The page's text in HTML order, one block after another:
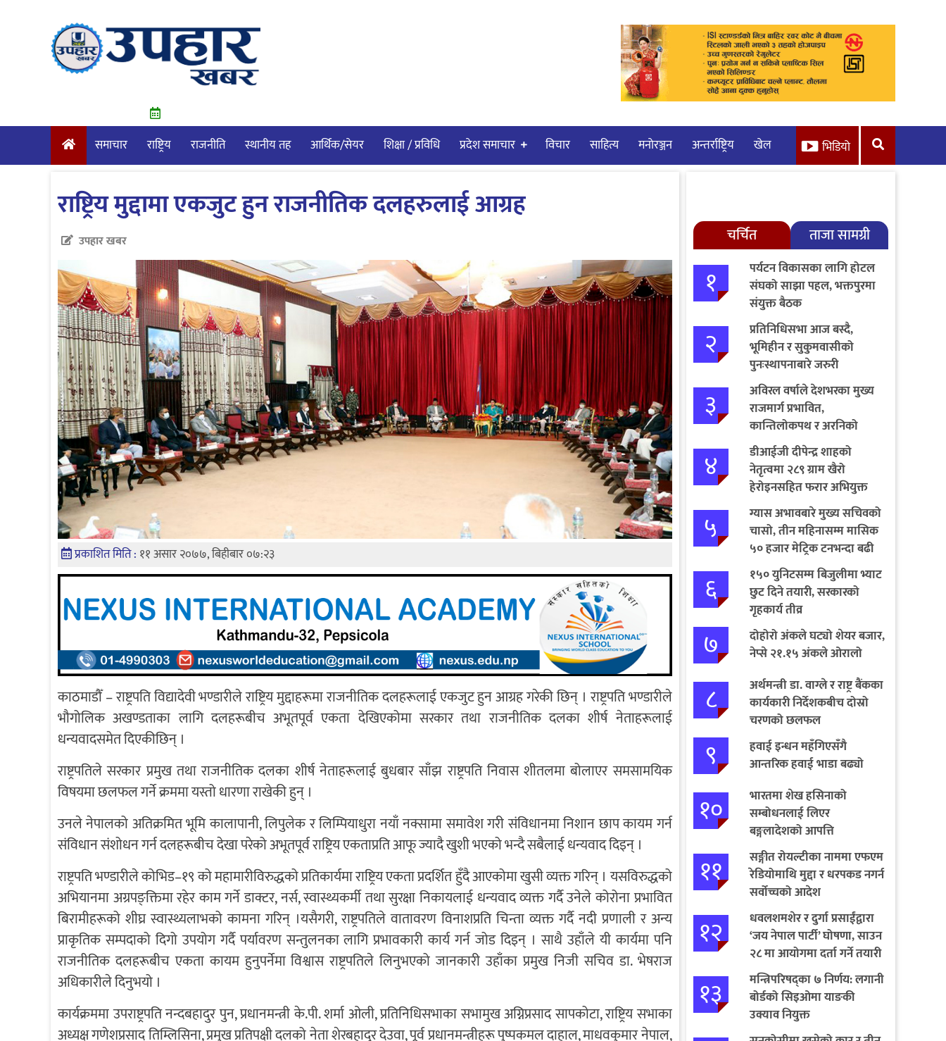
समाचार राष्ट्रिय राजनीति स्थानीय तह आर्थिक/सेयर शिक्षा / प्रविधि प्रदेश समाचार विचार साहित्य मनाेरञ्जन अन्तर्राष्ट्रिय खेल भिडियो
राष्ट्रिय मुद्दामा एकजुट हुन राजनीतिक दलहरुलाई आग्रह
उपहार खबर
प्रकाशित मिति : ११ असार २०७७, बिहीबार ०७:२३
काठमाडौँ – राष्ट्रपति विद्यादेवी भण्डारीले राष्ट्रिय मुद्दाहरूमा राजनीतिक दलहरूलाई एकजुट हुन आग्रह गरेकी छिन् । राष्ट्रपति भण्डारीले
भौगोलिक अखण्डताका लागि दलहरूबीच अभूतपूर्व एकता देखिएकोमा सरकार तथा राजनीतिक दलका शीर्ष नेताहरूलाई
धन्यवादसमेत दिएकीछिन् ।
राष्ट्रपतिले सरकार प्रमुख तथा राजनीतिक दलका शीर्ष नेताहरूलाई बुधबार साँझ राष्ट्रपति निवास शीतलमा बोलाएर समसामयिक
विषयमा छलफल गर्ने क्रममा यस्तो धारणा राखेकी हुन् ।
उनले नेपालको अतिक्रमित भूमि कालापानी, लिपुलेक र लिम्पियाधुरा नयाँ नक्सामा समावेश गरी संविधानमा निशान छाप कायम गर्न
संविधान संशोधन गर्न दलहरूबीच देखा परेको अभूतपूर्व राष्ट्रिय एकताप्रति आफू ज्यादै खुशी भएको भन्दै सबैलाई धन्यवाद दिइन् ।
राष्ट्रपति भण्डारीले कोभिड–१९ को महामारीविरुद्धको प्रतिकार्यमा राष्ट्रिय एकता प्रदर्शित हुँदै आएकोमा खुसी व्यक्त गरिन् । यसविरुद्धको
अभियानमा अग्रपङ्क्तिमा रहेर काम गर्ने डाक्टर, नर्स, स्वास्थ्यकर्मी तथा सुरक्षा निकायलाई धन्यवाद व्यक्त गर्दै उनेले कोरोना प्रभावित
बिरामीहरूको शीघ्र स्वास्थ्यलाभको कामना गरिन् ।यसैगरी, राष्ट्रपतिले वातावरण विनाशप्रति चिन्ता व्यक्त गर्दै नदी प्रणाली र अन्य
प्राकृतिक सम्पदाको दिगो उपयोग गर्दै पर्यावरण सन्तुलनका लागि प्रभावकारी कार्य गर्न जोड दिइन् । साथै उहाँले यी कार्यमा पनि
राजनीतिक दलहरूबीच एकता कायम हुनुपर्नेमा विश्वास राष्ट्रपतिले लिनुभएको जानकारी उहाँका प्रमुख निजी सचिव डा. भेषराज
अधिकारीले दिनुभयो ।
कार्यक्रममा उपराष्ट्रपति नन्दबहादुर पुन, प्रधानमन्त्री के.पी. शर्मा ओली, प्रतिनिधिसभाका सभामुख अग्निप्रसाद सापकोटा, राष्ट्रिय सभाका
अध्यक्ष गणेशप्रसाद तिम्लिसिना, प्रमुख प्रतिपक्षी दलको नेता शेरबहादुर देउवा, पूर्व प्रधानमन्त्रीहरू पुष्पकमल दाहाल, माधवकुमार नेपाल,
चर्चित ताजा सामग्री
१
पर्यटन विकासका लागि होटल
संघको साझा पहल, भक्तपुरमा
संयुक्त बैठक
२
प्रतिनिधिसभा आज बस्दै,
भूमिहीन र सुकुमवासीको
पुनःस्थापनाबारे जरुरी
प्रस्तावमाथि छलफल हुने
३
अविरल वर्षाले देशभरका मुख्य
राजमार्ग प्रभावित,
कान्तिलोकपथ र अरनिको
राजमार्ग पूर्ण अवरुद्ध
४
डीआईजी दीपेन्द्र शाहको
नेतृत्वमा २८९ ग्राम खैरो
हेरोइनसहित फरार अभियुक्त
पक्राउ
५
ग्यास अभावबारे मुख्य सचिवको
चासो, तीन महिनासम्म मासिक
५० हजार मेट्रिक टनभन्दा बढी
आयात गर्ने निर्णय
६
१५० युनिटसम्म बिजुलीमा भ्याट
छुट दिने तयारी, सरकारको
गृहकार्य तीव्र
७
दोहोरो अंकले घट्यो शेयर बजार,
नेप्से २१.१५ अंकले ओरालो
८
अर्थमन्त्री डा. वाग्ले र राष्ट्र बैंकका
कार्यकारी निर्देशकबीच दोस्रो
चरणको छलफल
९
हवाई इन्धन महँगिएसँगै
आन्तरिक हवाई भाडा बढ्यो
१०
भारतमा शेख हसिनाको
सम्बोधनलाई लिएर
बङ्गलादेशको आपत्ति
११
सङ्गीत रोयल्टीका नाममा एफएम
रेडियोमाथि मुद्दा र धरपकड नगर्न
सर्वोच्चको आदेश
१२
धवलशमशेर र दुर्गा प्रसाईंद्वारा
‘जय नेपाल पार्टी’ घोषणा, साउन
२८ मा आयोगमा दर्ता गर्ने तयारी
१३
मन्त्रिपरिषद्का ७ निर्णय: लगानी
बोर्डको सिइओमा याङकी
उक्याव नियुक्त